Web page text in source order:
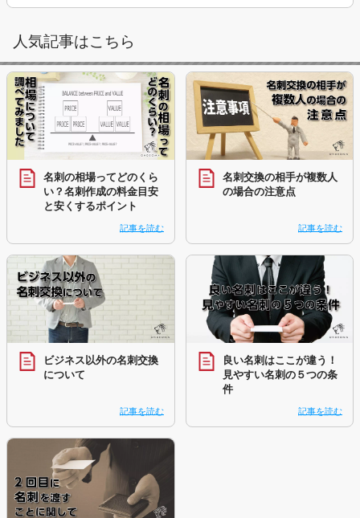
人気記事はこちら
名刺の相場ってどのくら
い？名刺作成の料金目安
と安くするポイント
記事を読む
名刺交換の相手が複数人
の場合の注意点
記事を読む
ビジネス以外の名刺交換
について
記事を読む
良い名刺はここが違う！
見やすい名刺の５つの条
件
記事を読む